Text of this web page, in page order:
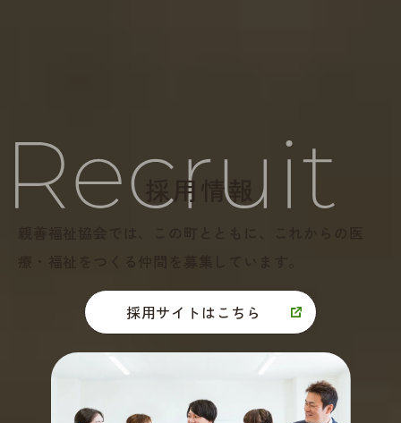
採用情報
採用サイトはこちら